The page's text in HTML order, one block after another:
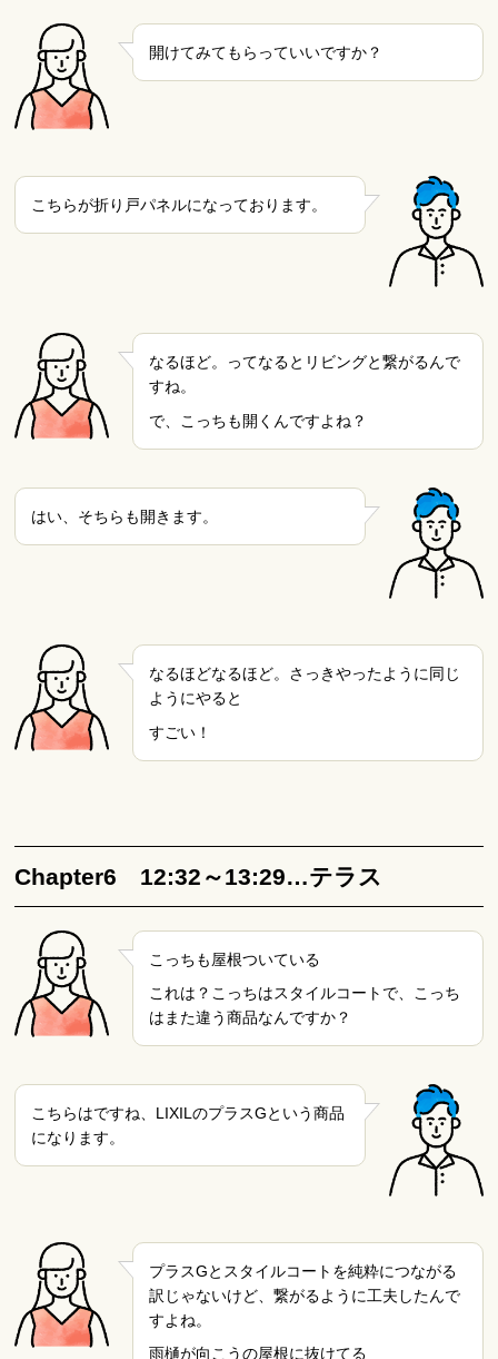
開けてみてもらっていいですか？
こちらが折り戸パネルになっております。
なるほど。ってなるとリビングと繋がるんで
すね。
で、こっちも開くんですよね？
はい、そちらも開きます。
なるほどなるほど。さっきやったように同じ
ようにやると
すごい！
Chapter6 12:32～13:29…テラス
こっちも屋根ついている
これは？こっちはスタイルコートで、こっち
はまた違う商品なんですか？
こちらはですね、LIXILのプラスGという商品
になります。
プラスGとスタイルコートを純粋につながる
訳じゃないけど、繋がるように工夫したんで
すよね。
雨樋が向こうの屋根に抜けてる